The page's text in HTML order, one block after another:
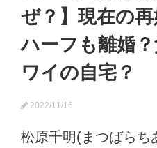
ぜ？】現在の
ハーフも離婚
ワイの自宅？
2022/11/16
松原千明(まつばらち